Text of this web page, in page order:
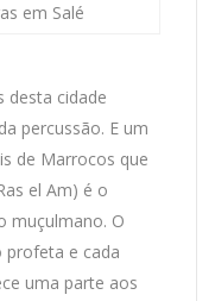
em Salé
desta cidade
percussão. E um
de Marrocos que
el Am) é o
muçulmano. O
profeta e cada
uma parte aos